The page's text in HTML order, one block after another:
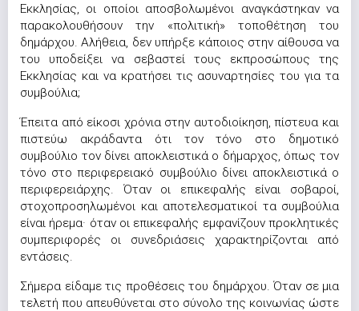
Εκκλησίας, οι οποίοι αποσβολωμένοι αναγκάστηκαν να
παρακολουθήσουν την «πολιτική» τοποθέτηση του
δημάρχου. Αλήθεια, δεν υπήρξε κάποιος στην αίθουσα να
του υποδείξει να σεβαστεί τους εκπροσώπους της
Εκκλησίας και να κρατήσει τις ασυναρτησίες του για τα
συμβούλια;
Έπειτα από είκοσι χρόνια στην αυτοδιοίκηση, πίστευα και
πιστεύω ακράδαντα ότι τον τόνο στο δημοτικό
συμβούλιο τον δίνει αποκλειστικά ο δήμαρχος, όπως τον
τόνο στο περιφερειακό συμβούλιο δίνει αποκλειστικά ο
περιφερειάρχης. Όταν οι επικεφαλής είναι σοβαροί,
στοχοπροσηλωμένοι και αποτελεσματικοί τα συμβούλια
είναι ήρεμα· όταν οι επικεφαλής εμφανίζουν προκλητικές
συμπεριφορές οι συνεδριάσεις χαρακτηρίζονται από
εντάσεις.
Σήμερα είδαμε τις προθέσεις του δημάρχου. Όταν σε μια
τελετή που απευθύνεται στο σύνολο της κοινωνίας ώστε